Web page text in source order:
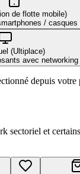
de flotte mobile)
/ casques
(Ultiplace)
avec networking
depuis votre
sectoriel et